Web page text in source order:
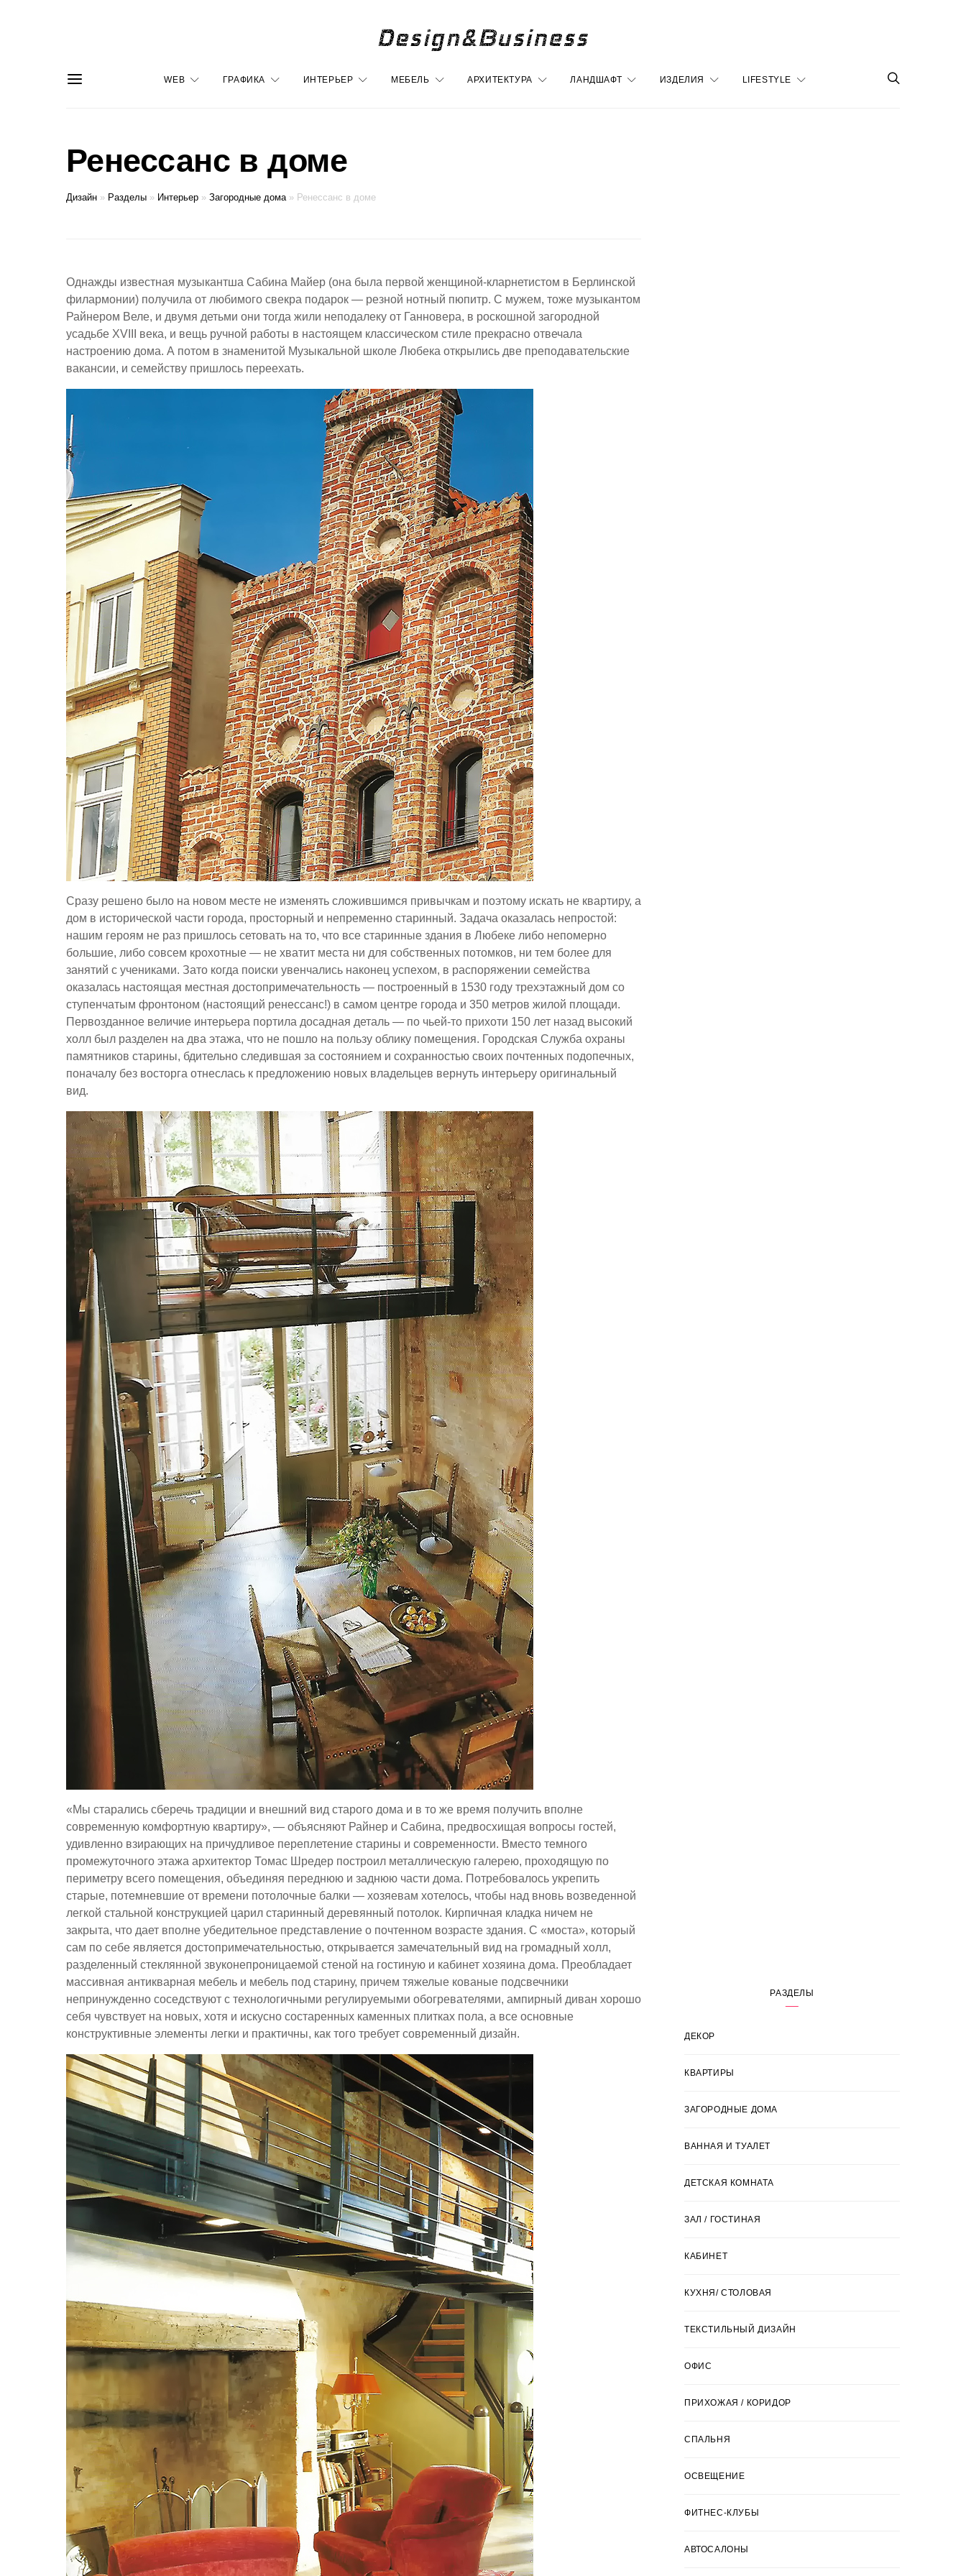
WEB ГРАФИКА ИНТЕРЬЕР МЕБЕЛЬ АРХИТЕКТУРА ЛАНДШАФТ ИЗДЕЛИЯ LIFESTYLE
Ренессанс в доме
Дизайн » Разделы » Интерьер » Загородные дома» Ренессанс в доме
Однажды известная музыкантша Сабина Майер (она была первой женщиной-кларнетистом в Берлинской
филармонии) получила от любимого свекра подарок — резной нотный пюпитр. С мужем, тоже музыкантом
Райнером Веле, и двумя детьми они тогда жили неподалеку от Ганновера, в роскошной загородной
усадьбе XVIII века, и вещь ручной работы в настоящем классическом стиле прекрасно отвечала
настроению дома. А потом в знаменитой Музыкальной школе Любека открылись две преподавательские
вакансии, и семейству пришлось переехать.
Сразу решено было на новом месте не изменять сложившимся привычкам и поэтому искать не квартиру, а
дом в исторической части города, просторный и непременно старинный. Задача оказалась непростой:
нашим героям не раз пришлось сетовать на то, что все старинные здания в Любеке либо непомерно
большие, либо совсем крохотные — не хватит места ни для собственных потомков, ни тем более для
занятий с учениками. Зато когда поиски увенчались наконец успехом, в распоряжении семейства
оказалась настоящая местная достопримечательность — построенный в 1530 году трехэтажный дом со
ступенчатым фронтоном (настоящий ренессанс!) в самом центре города и 350 метров жилой площади.
Первозданное величие интерьера портила досадная деталь — по чьей-то прихоти 150 лет назад высокий
холл был разделен на два этажа, что не пошло на пользу облику помещения. Городская Служба охраны
памятников старины, бдительно следившая за состоянием и сохранностью своих почтенных подопечных,
поначалу без восторга отнеслась к предложению новых владельцев вернуть интерьеру оригинальный
вид.
«Мы старались сберечь традиции и внешний вид старого дома и в то же время получить вполне
современную комфортную квартиру», — объясняют Райнер и Сабина, предвосхищая вопросы гостей,
удивленно взирающих на причудливое переплетение старины и современности. Вместо темного
промежуточного этажа архитектор Томас Шредер построил металлическую галерею, проходящую по
периметру всего помещения, объединяя переднюю и заднюю части дома. Потребовалось укрепить
старые, потемневшие от времени потолочные балки — хозяевам хотелось, чтобы над вновь возведенной
легкой стальной конструкцией царил старинный деревянный потолок. Кирпичная кладка ничем не
закрыта, что дает вполне убедительное представление о почтенном возрасте здания. С «моста», который
сам по себе является достопримечательностью, открывается замечательный вид на громадный холл,
разделенный стеклянной звуконепроницаемой стеной на гостиную и кабинет хозяина дома. Преобладает
массивная антикварная мебель и мебель под старину, причем тяжелые кованые подсвечники
непринужденно соседствуют с технологичными регулируемыми обогревателями, ампирный диван хорошо
себя чувствует на новых, хотя и искусно состаренных каменных плитках пола, а все основные
конструктивные элементы легки и практичны, как того требует современный дизайн.
РАЗДЕЛЫ
ДЕКОР
КВАРТИРЫ
ЗАГОРОДНЫЕ ДОМА
ВАННАЯ И ТУАЛЕТ
ДЕТСКАЯ КОМНАТА
ЗАЛ / ГОСТИНАЯ
КАБИНЕТ
КУХНЯ/ СТОЛОВАЯ
ТЕКСТИЛЬНЫЙ ДИЗАЙН
ОФИС
ПРИХОЖАЯ / КОРИДОР
СПАЛЬНЯ
ОСВЕЩЕНИЕ
ФИТНЕС-КЛУБЫ
АВТОСАЛОНЫ